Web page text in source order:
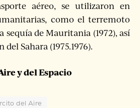
aéreo, se utilizaron en
como el terremoto
sequía de Mauritania (1972), así
Sahara (1975.1976).
y del Espacio
del Aire